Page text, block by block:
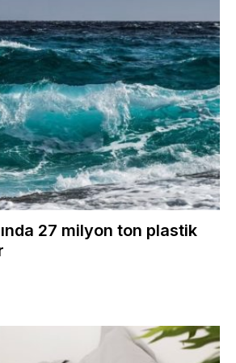
27 milyon ton plastik